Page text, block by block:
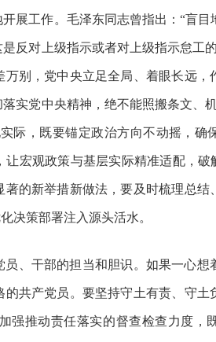
展工作。毛泽东同志曾指出：“盲目
反对上级指示或者对上级指示怠工
别，党中央立足全局、着眼长远，
实党中央精神，绝不能照搬条文、
际，既要锚定政治方向不动摇，确
宏观政策与基层实际精准适配，破
的新举措新做法，要及时梳理总结
决策部署注入源头活水。
、干部的担当和胆识。如果一心想
共产党员。要坚持守土有责、守土
强推动责任落实的督查检查力度，